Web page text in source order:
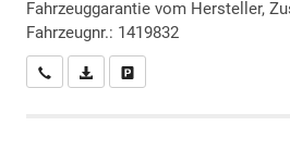
Fahrzeuggarantie vom Hersteller,
Fahrzeugnr.: 1419832
Wir rufen Sie anPDF-Datei, Fahrzeugexposé